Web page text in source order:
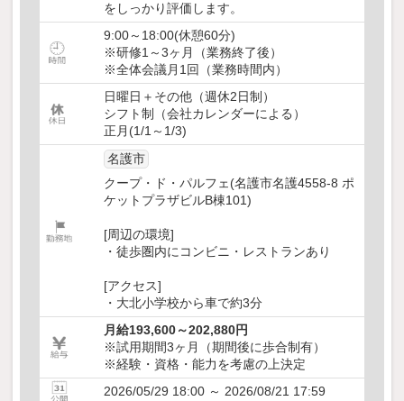
をしっかり評価します。
9:00～18:00(休憩60分)
※研修1～3ヶ月（業務終了後）
※全体会議月1回（業務時間内）
日曜日＋その他（週休2日制）
シフト制（会社カレンダーによる）
正月(1/1～1/3)
名護市
クープ・ド・パルフェ(名護市名護4558-8 ポ
ケットプラザビルB棟101)
[周辺の環境]
・徒歩圏内にコンビニ・レストランあり
[アクセス]
・大北小学校から車で約3分
月給193,600～202,880円
※試用期間3ヶ月（期間後に歩合制有）
※経験・資格・能力を考慮の上決定
2026/05/29 18:00 ～ 2026/08/21 17:59